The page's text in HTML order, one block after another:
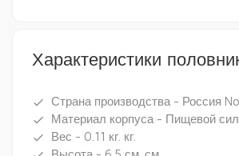
Характеристики
done Страна производства - Россия
done Материал корпуса - Пищевой
done Вес - 0.11 кг. кг.